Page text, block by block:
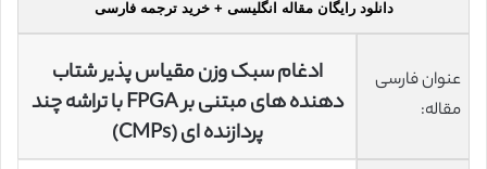
دانلود رایگان مقاله انگلیسی + خرید ترجمه فارسی
عنوان فارسی
مقاله:
ادغام سبک وزن مقیاس پذیر شتاب
دهنده های مبتنی بر FPGA با تراشه چند
پردازنده ای (CMPs)